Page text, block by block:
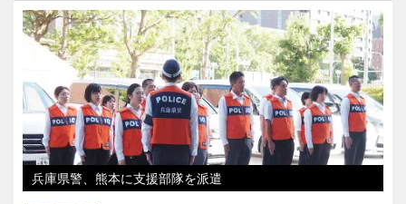
兵庫県警、熊本に支援部隊を派遣